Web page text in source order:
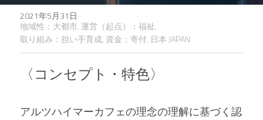
2021年5月31日 ·
地域性：大都市, 運営（起点）：福祉,
取り組み：担い手育成, 資金：寄付, 日本 JAPAN
〈コンセプト・特色〉
アルツハイマーカフェの理念の理解に基づく認